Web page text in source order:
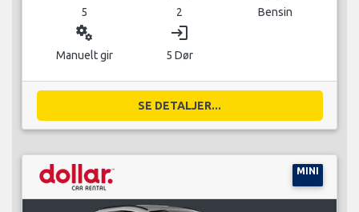
5 2 Bensin
miscellaneous_services
Manuelt gir
login
5 Dør
SE DETALJER...
MINI